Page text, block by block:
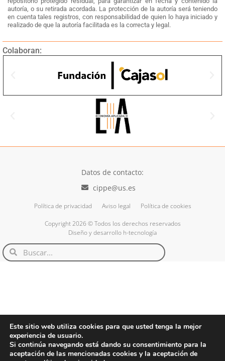
autoría, o su retirada acordada. La protección de la autoría será teniendo
en cuenta tales registros, con responsabilidad de quien lo haya iniciado y
realizado de que la autoría facilitada es la correcta y legal.
Colaboran:
Datos de contacto:
cippe@us.es
Política de privacidad Aviso legal Política de cookies
Copyright 2026 © Todos los derechos reservados
Diseño y desarrollo h-tecnología
Este sitio web utiliza cookies para que usted tenga la mejor
experiencia de usuario.
Si continúa navegando está dando su consentimiento para la
aceptación de las mencionadas cookies y la aceptación de